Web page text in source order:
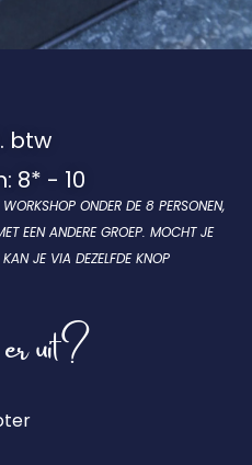
btw
8* - 10
ONDER DE 8 PERSONEN,
EEN ANDERE GROEP. MOCHT JE
JE VIA DEZELFDE KNOP
uit?